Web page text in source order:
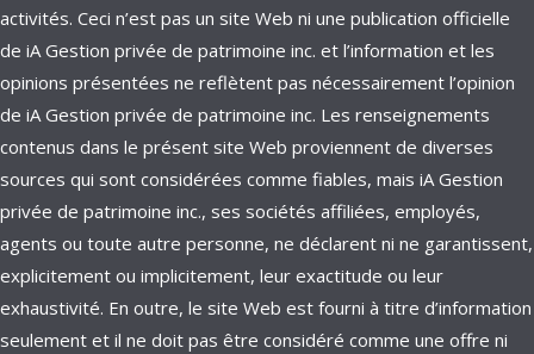
activités. Ceci n’est pas un site Web ni une publication officielle
de iA Gestion privée de patrimoine inc. et l’information et les
opinions présentées ne reflètent pas nécessairement l’opinion
de iA Gestion privée de patrimoine inc. Les renseignements
contenus dans le présent site Web proviennent de diverses
sources qui sont considérées comme fiables, mais iA Gestion
privée de patrimoine inc., ses sociétés affiliées, employés,
agents ou toute autre personne, ne déclarent ni ne garantissent,
explicitement ou implicitement, leur exactitude ou leur
exhaustivité. En outre, le site Web est fourni à titre d’information
seulement et il ne doit pas être considéré comme une offre ni